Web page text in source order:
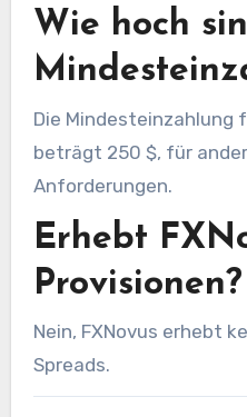
Wie hoch
Die Mindesteinzahlung
beträgt 250 $, für
Anforderungen.
Erhebt
Provisionen?
Nein, FXNovus erhebt
Spreads.